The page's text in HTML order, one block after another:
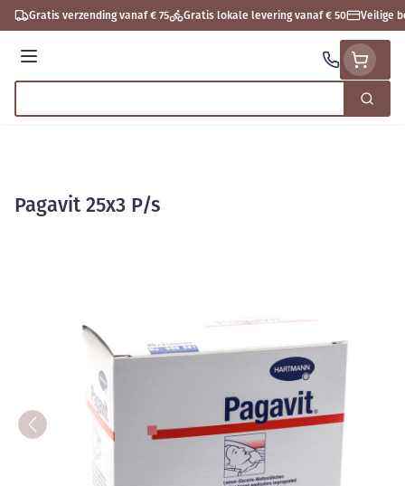
Ga naar de inhoud
Gratis verzending vanaf € 75 Gratis lokale levering vanaf € 50 Veilige
Menu
Zoek
Pagavit 25x3 P/s